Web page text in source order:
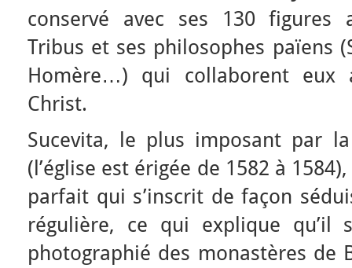
conservé avec ses 130 figures
Tribus et ses philosophes païens
Homère…) qui collaborent eux
Christ.
Sucevita, le plus imposant par
(l’église est érigée de 1582 à
parfait qui s’inscrit de façon
régulière, ce qui explique qu’il
photographié des monastères de